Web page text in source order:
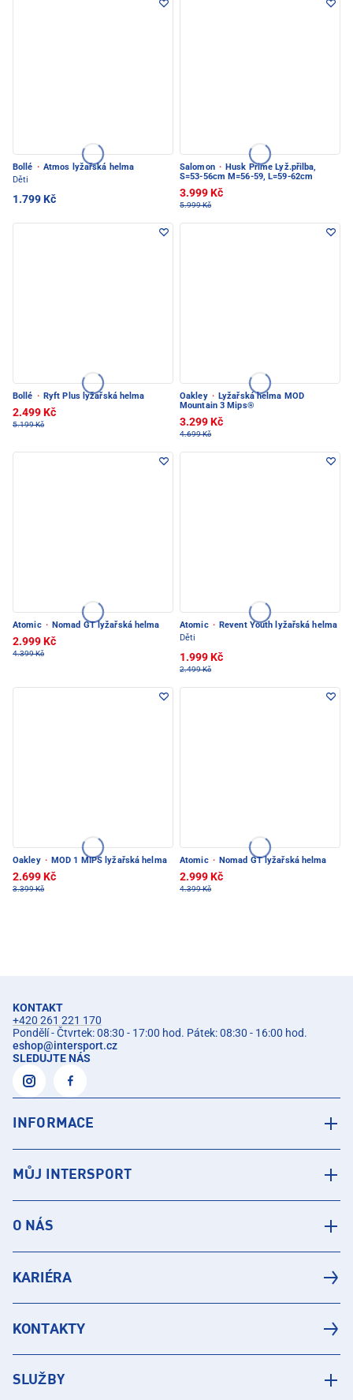
Bollé · Atmos lyžařská helma
Děti
1.799 Kč
Salomon · Husk Prime Lyž.přilba,
S=53-56cm M=56-59, L=59-62cm
3.999 Kč
5.999 Kč
Bollé · Ryft Plus lyžařská helma
2.499 Kč
5.199 Kč
Oakley · Lyžařská helma MOD
Mountain 3 Mips®
3.299 Kč
4.699 Kč
Atomic · Nomad GT lyžařská helma
2.999 Kč
4.399 Kč
Atomic · Revent Youth lyžařská helma
Děti
1.999 Kč
2.499 Kč
Oakley · MOD 1 MIPS lyžařská helma
2.699 Kč
3.399 Kč
Atomic · Nomad GT lyžařská helma
2.999 Kč
4.399 Kč
KONTAKT
+420 261 221 170
Pondělí - Čtvrtek: 08:30 - 17:00 hod. Pátek: 08:30 - 16:00 hod.
eshop@intersport.cz
SLEDUJTE NÁS
INFORMACE
MŮJ INTERSPORT
O NÁS
KARIÉRA
KONTAKTY
SLUŽBY